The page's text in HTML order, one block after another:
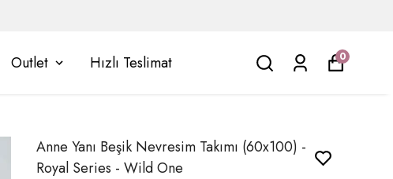
Outlet Hızlı Teslimat 0
Anne Yanı Beşik Nevresim Takımı (60x100) -
Royal Series - Wild One